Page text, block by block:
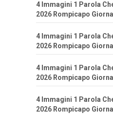
4 Immagini 1 Parola
2026 Rompicapo
4 Immagini 1 Parola
2026 Rompicapo
4 Immagini 1 Parola
2026 Rompicapo
4 Immagini 1 Parola
2026 Rompicapo